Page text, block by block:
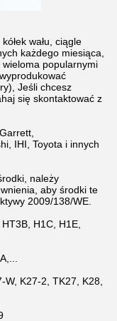
wału, ciągle
każdego miesiąca,
wieloma popularnymi
Jeśli chcesz
się skontaktować z
IHI, Toyota i innych
należy
aby środki te
2009/138/WE.
H1C, H1E,
K27-2, TK27, K28,